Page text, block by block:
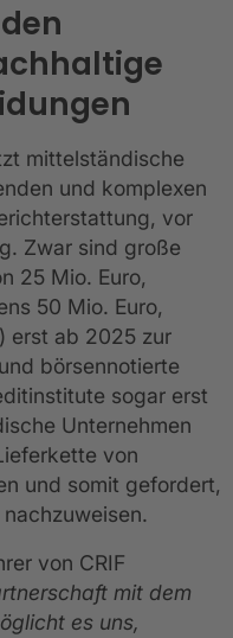
mittelständische
und komplexen
vor
Zwar sind große
25 Mio. Euro,
50 Mio. Euro,
erst ab 2025 zur
börsennotierte
sogar erst
Unternehmen
von
und somit gefordert,
von CRIF
mit dem
es uns,